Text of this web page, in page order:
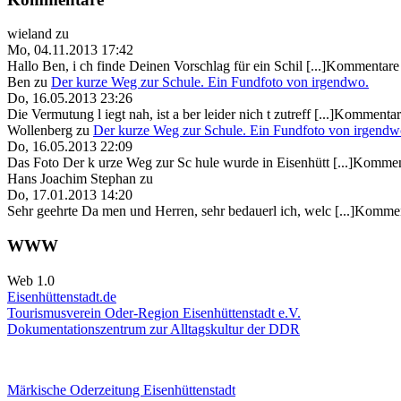
wieland zu
Mo, 04.11.2013 17:42
Hallo Ben, i ch finde Deinen Vorschlag für ein Schil
Ben zu Der kurze Weg zur Schule. Ein Fundfoto von irgendwo.
Do, 16.05.2013 23:26
Die Vermutung l iegt nah, ist a ber leider nich t zutreff
Wollenberg zu Der kurze Weg zur Schule. Ein Fundfoto von
Do, 16.05.2013 22:09
Das Foto Der k urze Weg zur Sc hule wurde in Eisenhütt
Hans Joachim Stephan zu
Do, 17.01.2013 14:20
Sehr geehrte Da men und Herren, sehr bedauerl ich, welc
WWW
Web 1.0
Eisenhüttenstadt.de
Tourismusverein Oder-Region Eisenhüttenstadt e.V.
Dokumentationszentrum zur Alltagskultur der DDR
Märkische Oderzeitung Eisenhüttenstadt